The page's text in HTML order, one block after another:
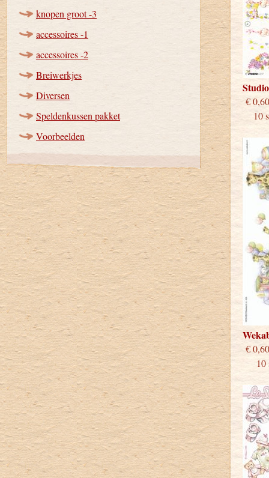
knopen groot -3
accessoires -1
accessoires -2
Breiwerkjes
Diversen
Speldenkussen pakket
Voorbeelden
10
10